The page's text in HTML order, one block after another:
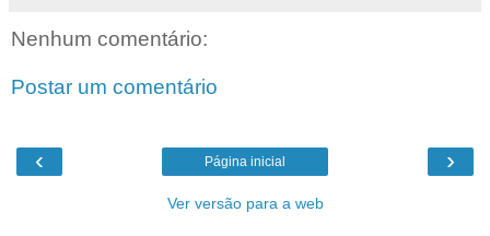
Nenhum comentário:
Postar um comentário
‹ ›
Página inicial
Ver versão para a web